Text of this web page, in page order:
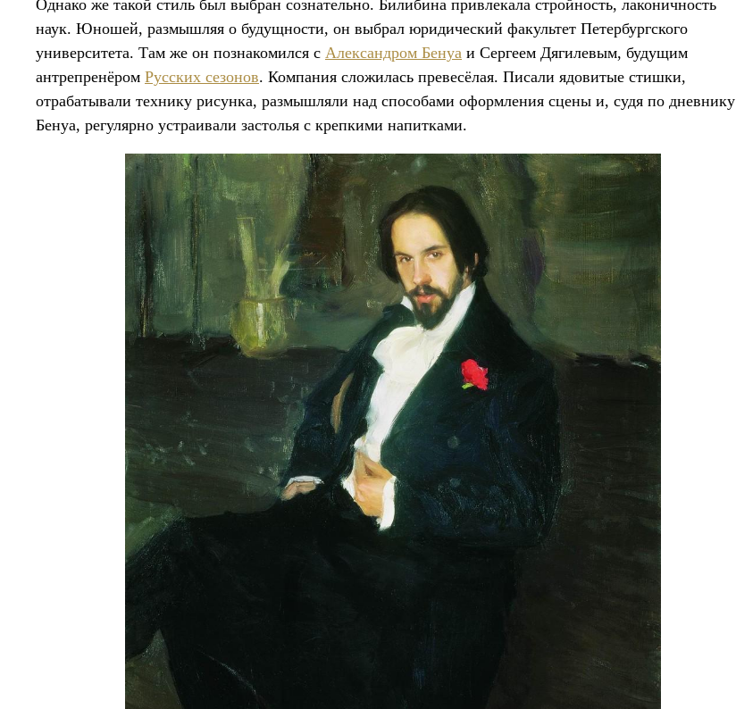
Однако же такой стиль был выбран сознательно. Билибина привлекала стройность, лаконичность
наук. Юношей, размышляя о будущности, он выбрал юридический факультет Петербургского
университета. Там же он познакомился с Александром Бенуа и Сергеем Дягилевым, будущим
антрепренёром Русских сезонов. Компания сложилась превесёлая. Писали ядовитые стишки,
отрабатывали технику рисунка, размышляли над способами оформления сцены и, судя по дневнику
Бенуа, регулярно устраивали застолья с крепкими напитками.